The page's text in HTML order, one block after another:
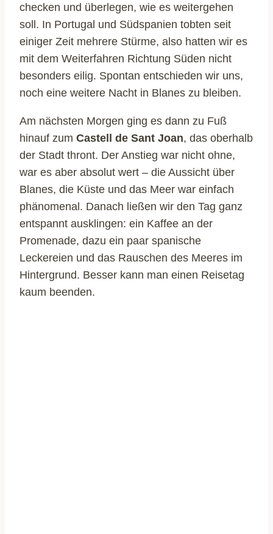
checken und überlegen, wie es weitergehen
soll. In Portugal und Südspanien tobten seit
einiger Zeit mehrere Stürme, also hatten wir es
mit dem Weiterfahren Richtung Süden nicht
besonders eilig. Spontan entschieden wir uns,
noch eine weitere Nacht in Blanes zu bleiben.
Am nächsten Morgen ging es dann zu Fuß
hinauf zum Castell de Sant Joan, das oberhalb
der Stadt thront. Der Anstieg war nicht ohne,
war es aber absolut wert – die Aussicht über
Blanes, die Küste und das Meer war einfach
phänomenal. Danach ließen wir den Tag ganz
entspannt ausklingen: ein Kaffee an der
Promenade, dazu ein paar spanische
Leckereien und das Rauschen des Meeres im
Hintergrund. Besser kann man einen Reisetag
kaum beenden.